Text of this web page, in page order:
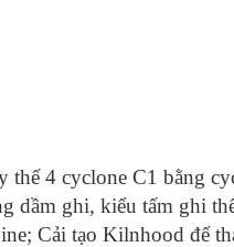
thế 4 cyclone C1 bằng
dầm ghi, kiểu tấm ghi
Cải tạo Kilnhood để